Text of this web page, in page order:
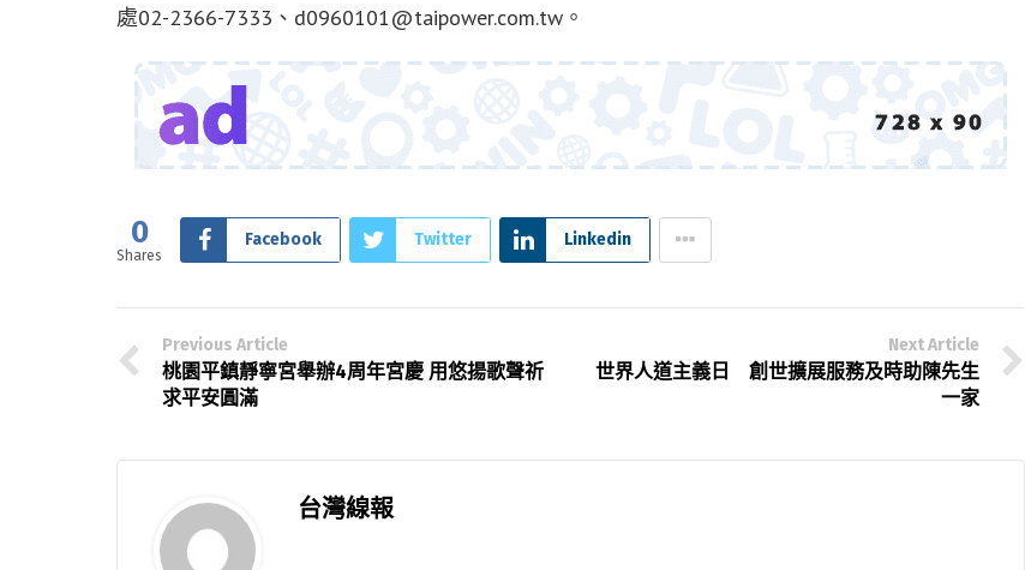
處02-2366-7333、 d0960101@taipower.com.tw 。
0
Shares
Facebook Twitter Linkedin
Previous Article
桃園平鎮靜寧宮舉辦4周年宮慶 用悠揚歌聲祈
求平安圓滿
Next Article
世界人道主義日 創世擴展服務及時助陳先生
一家
台灣線報